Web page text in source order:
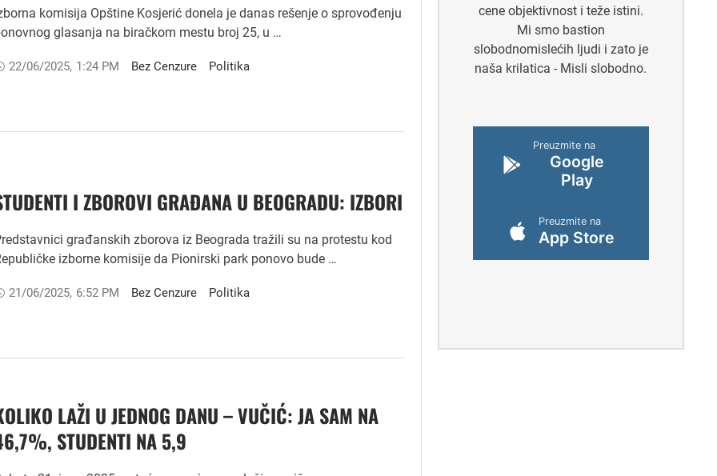
komisija Opštine Kosjerić donela je danas rešenje o sprovođenju
glasanja na biračkom mestu broj 25, u …
22/06/2025, 1:24 PM Bez Cenzure Politika
I ZBOROVI GRAĐANA U BEOGRADU: IZBORI
građanskih zborova iz Beograda tražili su na protestu kod
izborne komisije da Pionirski park ponovo bude …
21/06/2025, 6:52 PM Bez Cenzure Politika
LAŽI U JEDNOG DANU – VUČIĆ: JA SAM NA
STUDENTI NA 5,9
cene objektivnost i teže istini.
Mi smo bastion
slobodnomislećih ljudi i zato je
naša krilatica - Misli slobodno.
Preuzmite na
Google
Play
Preuzmite na
App Store